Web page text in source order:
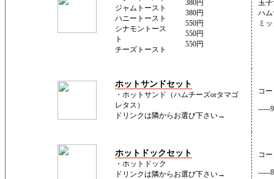
ジャムトースト
ハニートースト
シナモントース
ト
チーズトースト
380円
380円
550円
550円
550円
玉
ハ
ミ
ホットサンドセット
・ホットサンド（ハムチーズorタマゴ
レタス）
ドリンクは隣からお選び下さい→
コ
-----
ホットドックセット
・ホットドック
ドリンクは隣からお選び下さい→
コ
-----